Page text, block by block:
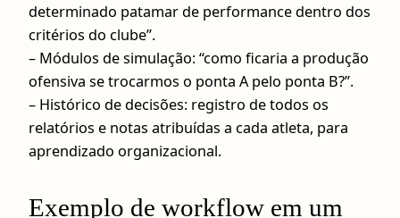
determinado patamar de performance dentro dos
critérios do clube”.
– Módulos de simulação: “como ficaria a produção
ofensiva se trocarmos o ponta A pelo ponta B?”.
– Histórico de decisões: registro de todos os
relatórios e notas atribuídas a cada atleta, para
aprendizado organizacional.
Exemplo de workflow em um